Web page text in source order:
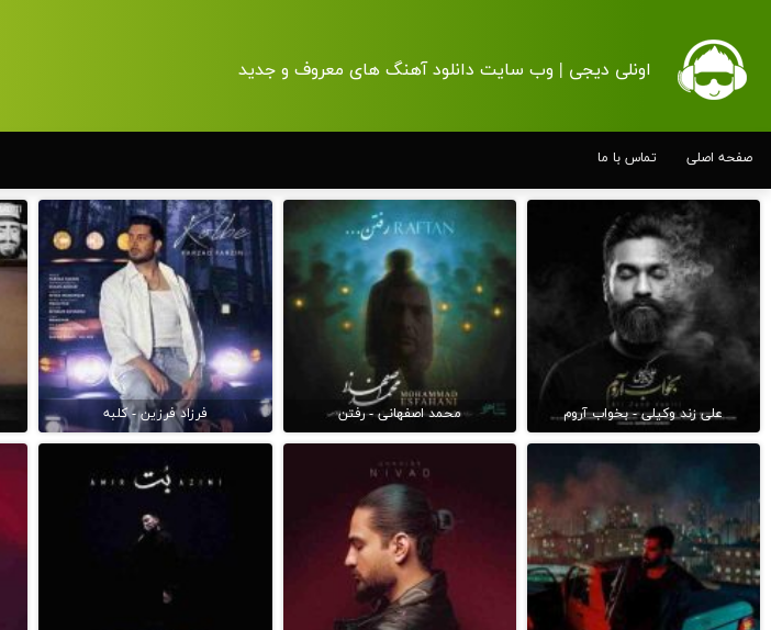
اونلی دیجی | وب سایت دانلود آهنگ های معروف و جدید
صفحه اصلی تماس با ما
علی زند وکیلی - بخواب آروم محمد اصفهانی - رفتن فرزاد فرزین - کلبه